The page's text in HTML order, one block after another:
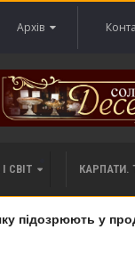
Архів
СВІТ КАРПАТИ.
у